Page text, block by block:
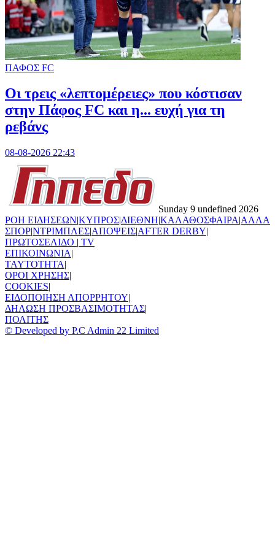
ΠΑΦΟΣ FC
Οι τρεις «λεπτομέρειες» που κόστισαν
στην Πάφος FC και η... ευχή για τη
ρεβάνς
08-08-2026 22:43
Sunday 9 undefined 2026
ΡΟΗ ΕΙΔΗΣΕΩΝ|ΚΥΠΡΟΣ|ΔΙΕΘΝΗ|ΚΑΛΑΘΟΣΦΑΙΡΑ|ΑΛΛΑ
ΣΠΟΡ|ΝΤΡΙΜΠΛΕΣ|ΑΠΟΨΕΙΣ|AFTER DERBY|
ΠΡΩΤΟΣΕΛΙΔΟ | TV
ΕΠΙΚΟΙΝΩΝΙΑ|
TAYTOTHTA|
ΟΡΟΙ ΧΡΗΣΗΣ|
COOKIES|
ΕΙΔΟΠΟΙΗΣΗ ΑΠΟΡΡΗΤΟΥ|
ΔΗΛΩΣΗ ΠΡΟΣΒΑΣΙΜΟΤΗΤΑΣ|
ΠΟΛΙΤΗΣ
© Developed by P.C Admin 22 Limited